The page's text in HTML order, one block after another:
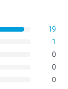
19
1
0
0
0